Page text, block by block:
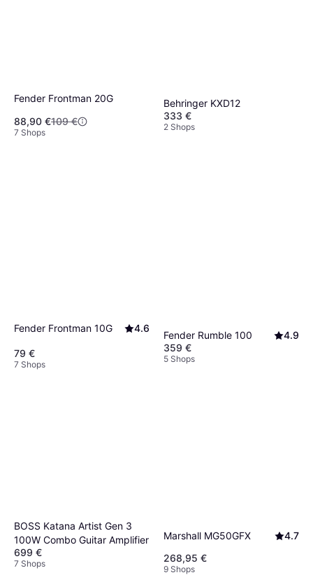
Fender Frontman 20G
88,90 €109 €
7 Shops
Behringer KXD12
333 €
2 Shops
Fender Frontman 10G 4.6
79 €
7 Shops
Fender Rumble 100
4.9
359 €
5 Shops
BOSS Katana Artist Gen 3
100W Combo Guitar Amplifier
699 €
7 Shops
Marshall MG50GFX
4.7
268,95 €
9 Shops